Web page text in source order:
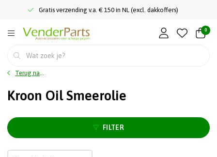
Gratis verzending v.a. € 150 in NL (excl. dakkoffers)
0
Terug naar home
Kroon Oil Smeerolie
FILTER